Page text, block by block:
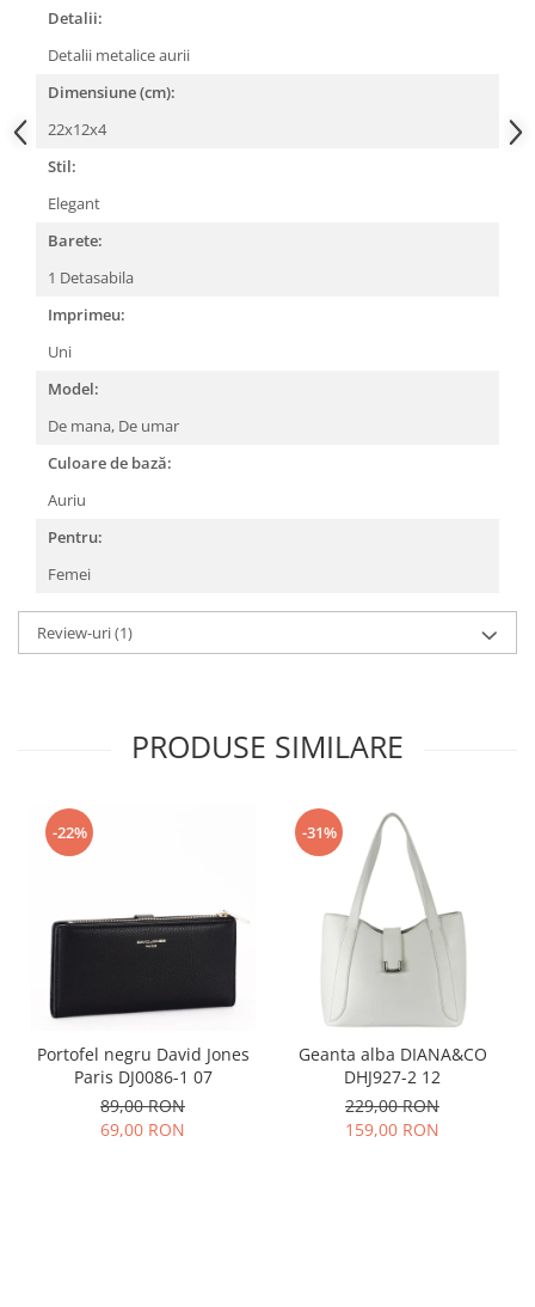
Detalii:
Detalii metalice aurii
Dimensiune (cm):
22x12x4
Stil:
Elegant
Barete:
1 Detasabila
Imprimeu:
Uni
Model:
De mana, De umar
Culoare de bază:
Auriu
Pentru:
Femei
Review-uri(1)
PRODUSE SIMILARE
-22%
Portofel negru David Jones
Paris DJ0086-1 07
89,00 RON
69,00 RON
-31%
Geanta alba DIANA&CO
DHJ927-2 12
229,00 RON
159,00 RON